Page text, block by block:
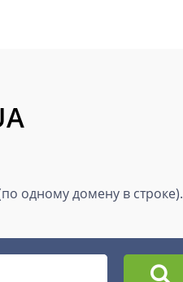
одному домену в строке).